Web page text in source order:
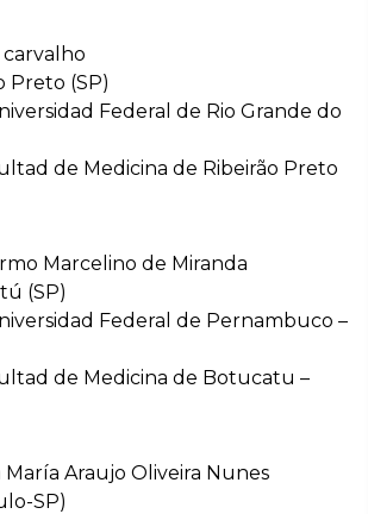
Preto (SP)
Federal de Rio Grande do
de Medicina de Ribeirão Preto
Marcelino de Miranda
(SP)
Federal de Pernambuco –
de Medicina de Botucatu –
María Araujo Oliveira Nunes
SP)